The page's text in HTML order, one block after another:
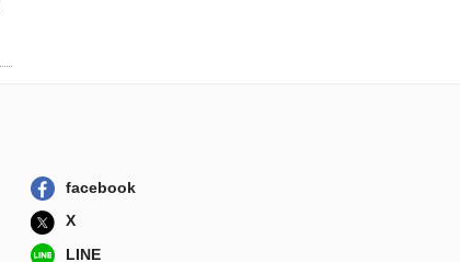
facebook
X
LINE